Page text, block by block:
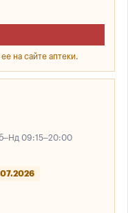
на сайте аптеки.
09:15–20:00